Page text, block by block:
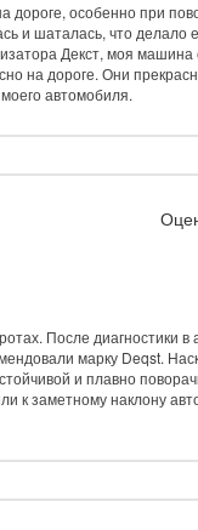
дороге, особенно при
и шаталась, что делало
Декст, моя машина
на дороге. Они
автомобиля.
После диагностики в
марку Deqst.
и плавно
к заметному наклону